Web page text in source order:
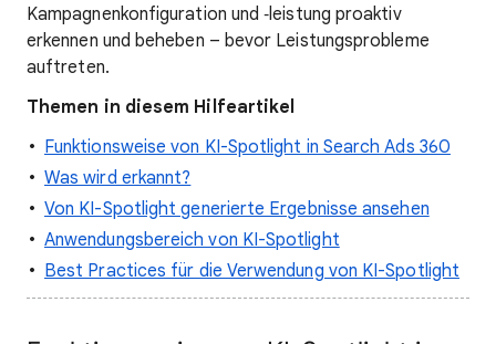
Kampagnenkonfiguration und ‑leistung proaktiv
erkennen und beheben – bevor Leistungsprobleme
auftreten.
Themen in diesem Hilfeartikel
Funktionsweise von KI-Spotlight in Search Ads 360
Was wird erkannt?
Von KI-Spotlight generierte Ergebnisse ansehen
Anwendungsbereich von KI-Spotlight
Best Practices für die Verwendung von KI-Spotlight